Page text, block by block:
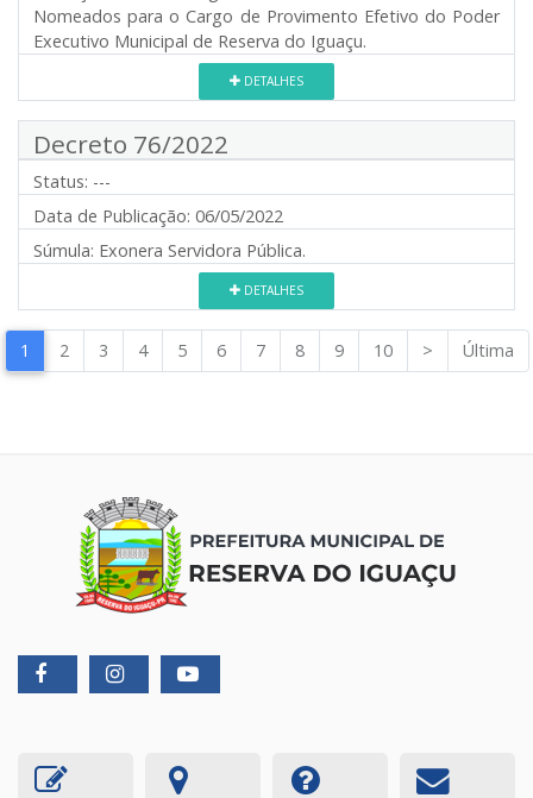
Nomeados para o Cargo de Provimento Efetivo do Poder
Executivo Municipal de Reserva do Iguaçu.
DETALHES
Decreto 76/2022
Status: ---
Data de Publicação: 06/05/2022
Súmula: Exonera Servidora Pública.
DETALHES
1 2 3 4 5 6 7 8 9 10 > Última